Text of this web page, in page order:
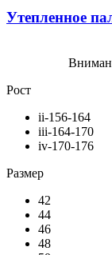
Утепленное
Рост
ii-156-164
iii-164-170
iv-170-176
Размер
42
44
46
48